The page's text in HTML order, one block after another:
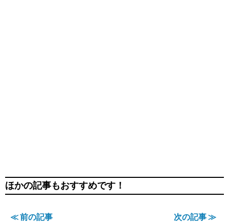
ほかの記事もおすすめです！
≪ 前の記事 次の記事 ≫